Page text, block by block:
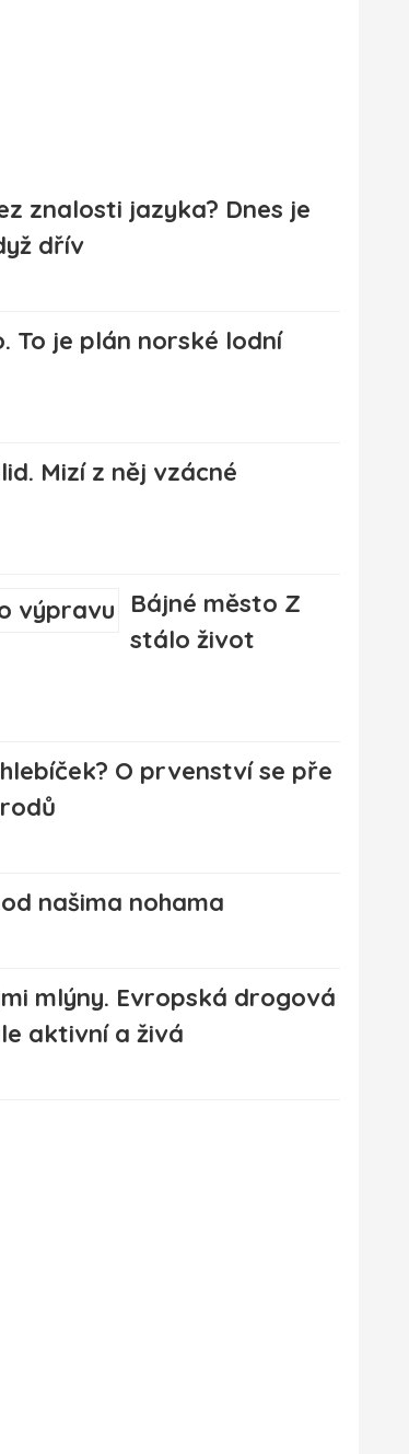
znalosti jazyka? Dnes je
dřív
To je plán norské lodní
Mizí z něj vzácné
Bájné město Z
stálo život
O prvenství se pře
našima nohama
mlýny. Evropská drogová
aktivní a živá